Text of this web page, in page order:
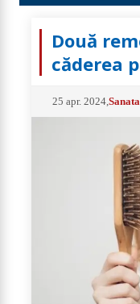
Două
căderea
25 apr. 2024 ,